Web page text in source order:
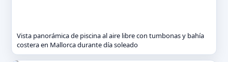
Vista panorámica de piscina al aire libre con tumbonas y bahía
costera en Mallorca durante día soleado